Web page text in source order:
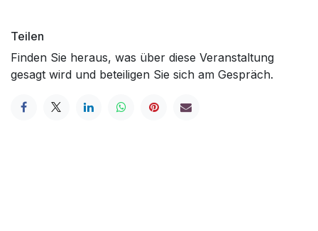
Teilen
Finden Sie heraus, was über diese Veranstaltung
gesagt wird und beteiligen Sie sich am Gespräch.